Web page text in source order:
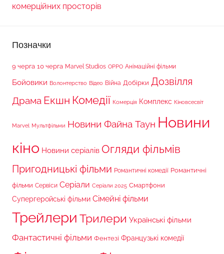
комерційних просторів
Позначки
9 черга 10 черга Marvel Studios OPPO Анімаційні фільми
Бойовики Волонтерство Відео Війна Добірки Дозвілля
Драма Екшн Комедії Комерція Комплекс Кіновсесвіт
Marvel Мультфільми Новини Файна Таун Новини
кіно Новини серіалів Огляди фільмів
Пригодницькі фільми Романтичні комедії Романтичні
фільми Сервіси Серіали Серіали 2025 Смартфони
Супергеройські фільми Сімейні фільми
Трейлери Трилери Українські фільми
Фантастичні фільми Фентезі Французькі комедії